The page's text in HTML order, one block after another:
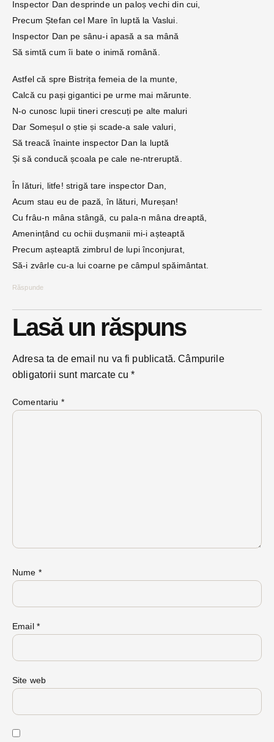
Inspector Dan desprinde un paloș vechi din cui,
Precum Ștefan cel Mare în luptă la Vaslui.
Inspector Dan pe sânu-i apasă a sa mână
Să simtă cum îi bate o inimă română.
Astfel că spre Bistrița femeia de la munte,
Calcă cu pași gigantici pe urme mai mărunte.
N-o cunosc lupii tineri crescuți pe alte maluri
Dar Someșul o știe și scade-a sale valuri,
Să treacă înainte inspector Dan la luptă
Și să conducă școala pe cale ne-ntreruptă.
În lături, litfe! strigă tare inspector Dan,
Acum stau eu de pază, în lături, Mureșan!
Cu frâu-n mâna stângă, cu pala-n mâna dreaptă,
Amenințând cu ochii dușmanii mi-i așteaptă
Precum așteaptă zimbrul de lupi înconjurat,
Să-i zvârle cu-a lui coarne pe câmpul spăimântat.
Răspunde
Lasă un răspuns
Adresa ta de email nu va fi publicată. Câmpurile
obligatorii sunt marcate cu*
Comentariu *
Nume *
Email *
Site web